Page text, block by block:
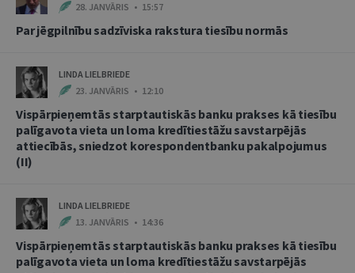
28. JANVĀRIS • 15:57
Par jēgpilnību sadzīviska rakstura tiesību normās
LINDA LIELBRIEDE
23. JANVĀRIS • 12:10
Vispārpieņemtās starptautiskās banku prakses kā tiesību
palīgavota vieta un loma kredītiestāžu savstarpējās
attiecībās, sniedzot korespondentbanku pakalpojumus
(II)
LINDA LIELBRIEDE
13. JANVĀRIS • 14:36
Vispārpieņemtās starptautiskās banku prakses kā tiesību
palīgavota vieta un loma kredītiestāžu savstarpējās